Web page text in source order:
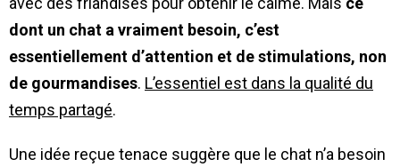
dont un chat a vraiment besoin, c’est
essentiellement d’attention et de stimulations, non
de gourmandises. L’essentiel est dans la qualité du
temps partagé.
Une idée reçue tenace suggère que le chat n’a besoin